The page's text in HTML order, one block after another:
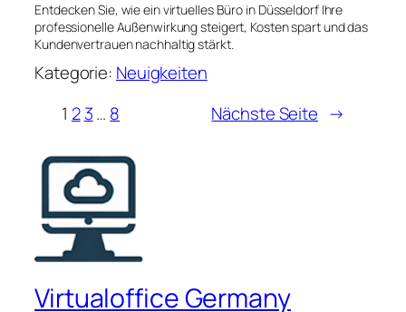
Entdecken Sie, wie ein virtuelles Büro in Düsseldorf Ihre
professionelle Außenwirkung steigert, Kosten spart und das
Kundenvertrauen nachhaltig stärkt.
Kategorie: Neuigkeiten
1 2 3… 8 Nächste Seite →
Virtualoffice Germany